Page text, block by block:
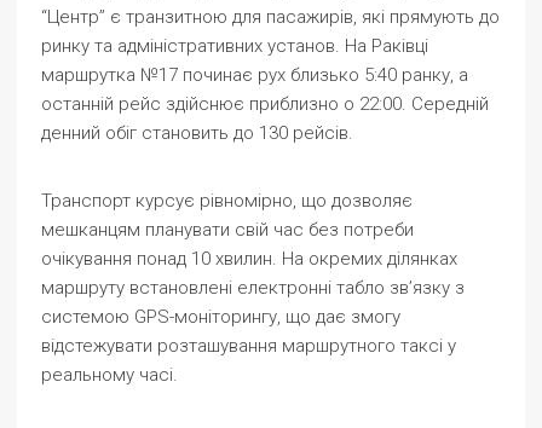
“Центр” є транзитною для пасажирів, які прямують до
ринку та адміністративних установ. На Раківці
маршрутка №17 починає рух близько 5:40 ранку, а
останній рейс здійснює приблизно о 22:00. Середній
денний обіг становить до 130 рейсів.
Транспорт курсує рівномірно, що дозволяє
мешканцям планувати свій час без потреби
очікування понад 10 хвилин. На окремих ділянках
маршруту встановлені електронні табло зв’язку з
системою GPS-моніторингу, що дає змогу
відстежувати розташування маршрутного таксі у
реальному часі.